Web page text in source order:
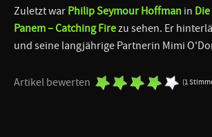
Zuletzt war Philip Seymour Hoffman in
Panem – Catching Firezu sehen. Er
und seine langjährige Partnerin Mimi
Artikel bewerten (1